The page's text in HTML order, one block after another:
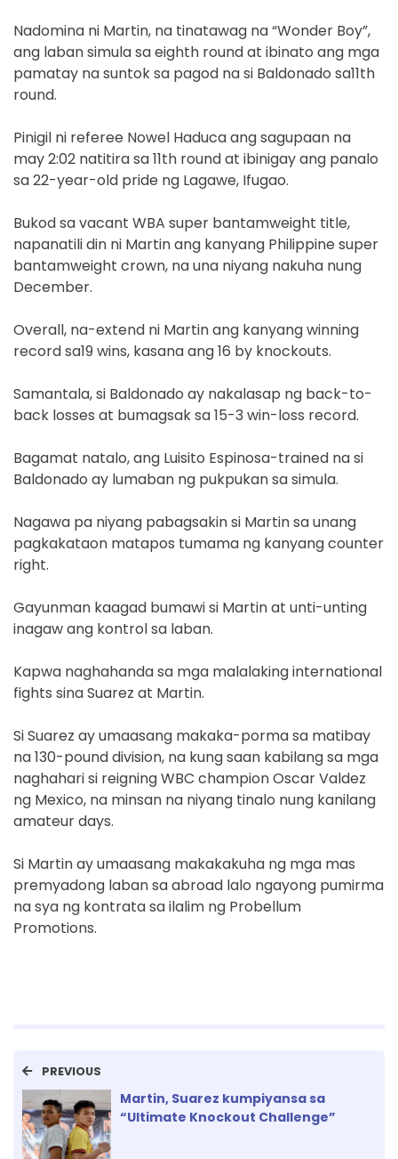
Nadomina ni Martin, na tinatawag na “Wonder Boy”,
ang laban simula sa eighth round at ibinato ang mga
pamatay na suntok sa pagod na si Baldonado sa11th
round.
Pinigil ni referee Nowel Haduca ang sagupaan na
may 2:02 natitira sa 11th round at ibinigay ang panalo
sa 22-year-old pride ng Lagawe, Ifugao.
Bukod sa vacant WBA super bantamweight title,
napanatili din ni Martin ang kanyang Philippine super
bantamweight crown, na una niyang nakuha nung
December.
Overall, na-extend ni Martin ang kanyang winning
record sa19 wins, kasana ang 16 by knockouts.
Samantala, si Baldonado ay nakalasap ng back-to-
back losses at bumagsak sa 15-3 win-loss record.
Bagamat natalo, ang Luisito Espinosa-trained na si
Baldonado ay lumaban ng pukpukan sa simula.
Nagawa pa niyang pabagsakin si Martin sa unang
pagkakataon matapos tumama ng kanyang counter
right.
Gayunman kaagad bumawi si Martin at unti-unting
inagaw ang kontrol sa laban.
Kapwa naghahanda sa mga malalaking international
fights sina Suarez at Martin.
Si Suarez ay umaasang makaka-porma sa matibay
na 130-pound division, na kung saan kabilang sa mga
naghahari si reigning WBC champion Oscar Valdez
ng Mexico, na minsan na niyang tinalo nung kanilang
amateur days.
Si Martin ay umaasang makakakuha ng mga mas
premyadong laban sa abroad lalo ngayong pumirma
na sya ng kontrata sa ilalim ng Probellum
Promotions.
PREVIOUS
Martin, Suarez kumpiyansa sa
“Ultimate Knockout Challenge”